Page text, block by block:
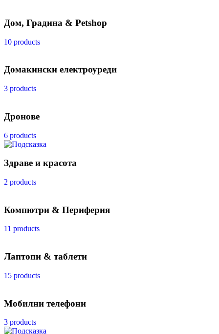
Дом, Градина & Petshop
10 products
Домакински електроуреди
3 products
Дронове
6 products
Здраве и красота
2 products
Компютри & Периферия
11 products
Лаптопи & таблети
15 products
Мобилни телефони
3 products